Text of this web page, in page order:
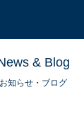
& Blog
お知らせ・ブログ